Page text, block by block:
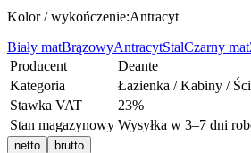
Kolor / wykończenie:Antracyt
Biały matBrązowyAntracytStalCzarny mat
Producent
Deante
Kategoria
Łazienka / Kabiny /
Stawka VAT
23%
Stan magazynowy Wysyłka w 3–7 dni
netto brutto